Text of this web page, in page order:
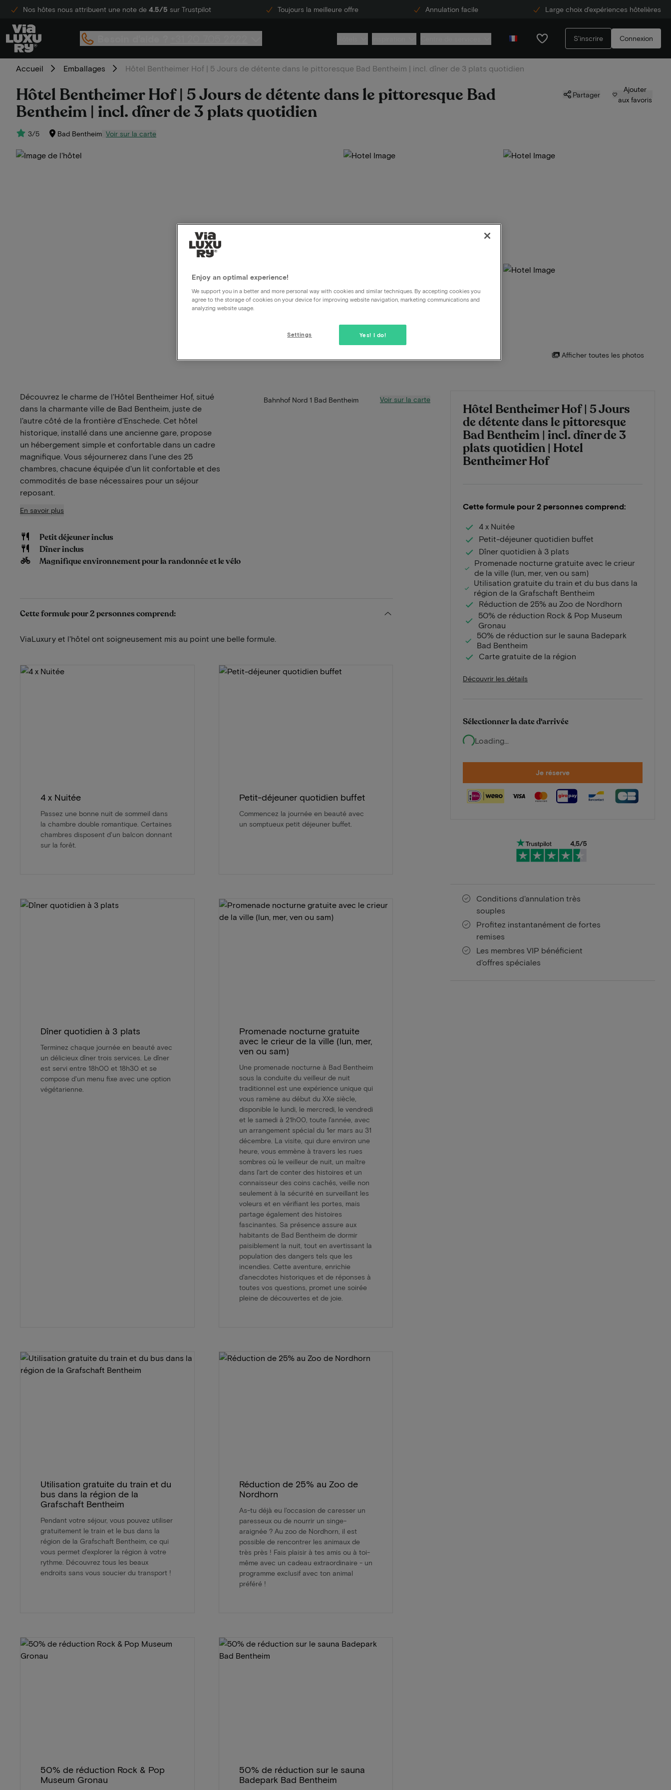
Nos hôtes nous attribuent une note de 4.5/5 sur Trustpilot Toujours la meilleure offre Annulation facile Large choix d'expériences hôtelières
S'inscrire Connexion
Accueil Emballages Hôtel Bentheimer Hof | 5 Jours de détente dans le pittoresque Bad Bentheim | incl. dîner de 3 plats quotidien
Hôtel Bentheimer Hof | 5 Jours de détente dans le pittoresque Bad
Bentheim | incl. dîner de 3 plats quotidien
3/5 Bad Bentheim Voir sur la carte
Partager
Ajouter
aux favoris
Afficher toutes les photos
Hôtel Bentheimer Hof | 5 Jours
de détente dans le pittoresque
Bad Bentheim | incl. dîner de 3
plats quotidien | Hotel
Bentheimer Hof
Cette formule pour 2 personnes comprend:
4 x Nuitée
Petit-déjeuner quotidien buffet
Dîner quotidien à 3 plats
Promenade nocturne gratuite avec le crieur
de la ville (lun, mer, ven ou sam)
Utilisation gratuite du train et du bus dans la
région de la Grafschaft Bentheim
Réduction de 25% au Zoo de Nordhorn
50% de réduction Rock & Pop Museum
Gronau
50% de réduction sur le sauna Badepark
Bad Bentheim
Carte gratuite de la région
Découvrir les détails
Sélectionner la date d'arrivée
Loading...
Je réserve
Conditions d'annulation très
souples
Profitez instantanément de fortes
remises
Les membres VIP bénéficient
d'offres spéciales
Découvrez le charme de l'Hôtel Bentheimer Hof, situé
dans la charmante ville de Bad Bentheim, juste de
l'autre côté de la frontière d'Enschede. Cet hôtel
historique, installé dans une ancienne gare, propose
un hébergement simple et confortable dans un cadre
magnifique. Vous séjournerez dans l'une des 25
chambres, chacune équipée d'un lit confortable et des
commodités de base nécessaires pour un séjour
reposant.
En savoir plus
Petit déjeuner inclus
Dîner inclus
Magnifique environnement pour la randonnée et le vélo
Bahnhof Nord 1 Bad Bentheim Voir sur la carte
Cette formule pour 2 personnes comprend:
ViaLuxury et l'hôtel ont soigneusement mis au point une belle formule.
4 x Nuitée
Passez une bonne nuit de sommeil dans
la chambre double romantique. Certaines
chambres disposent d'un balcon donnant
sur la forêt.
Petit-déjeuner quotidien buffet
Commencez la journée en beauté avec
un somptueux petit déjeuner buffet.
Dîner quotidien à 3 plats
Terminez chaque journée en beauté avec
un délicieux dîner trois services. Le dîner
est servi entre 18h00 et 18h30 et se
compose d'un menu fixe avec une option
végétarienne.
Promenade nocturne gratuite
avec le crieur de la ville (lun, mer,
ven ou sam)
Une promenade nocturne à Bad Bentheim
sous la conduite du veilleur de nuit
traditionnel est une expérience unique qui
vous ramène au début du XXe siècle,
disponible le lundi, le mercredi, le vendredi
et le samedi à 21h00, toute l'année, avec
un arrangement spécial du 1er mars au 31
décembre. La visite, qui dure environ une
heure, vous emmène à travers les rues
sombres où le veilleur de nuit, un maître
dans l'art de conter des histoires et un
connaisseur des coins cachés, veille non
seulement à la sécurité en surveillant les
voleurs et en vérifiant les portes, mais
partage également des histoires
fascinantes. Sa présence assure aux
habitants de Bad Bentheim de dormir
paisiblement la nuit, tout en avertissant la
population des dangers tels que les
incendies. Cette aventure, enrichie
d'anecdotes historiques et de réponses à
toutes vos questions, promet une soirée
pleine de découvertes et de joie.
Utilisation gratuite du train et du
bus dans la région de la
Grafschaft Bentheim
Pendant votre séjour, vous pouvez utiliser
gratuitement le train et le bus dans la
région de la Grafschaft Bentheim, ce qui
vous permet d'explorer la région à votre
rythme. Découvrez tous les beaux
endroits sans vous soucier du transport !
Réduction de 25% au Zoo de
Nordhorn
As-tu déjà eu l'occasion de caresser un
paresseux ou de nourrir un singe-
araignée ? Au zoo de Nordhorn, il est
possible de rencontrer les animaux de
très près ! Fais plaisir à tes amis ou à toi-
même avec un cadeau extraordinaire - un
programme exclusif avec ton animal
préféré !
50% de réduction Rock & Pop
Museum Gronau
50% de réduction sur le sauna
Badepark Bad Bentheim
Enjoy an optimal experience!
We support you in a better and more personal way with cookies and similar techniques. By accepting cookies you
agree to the storage of cookies on your device for improving website navigation, marketing communications and
analyzing website usage.
Yes! I do!
Settings